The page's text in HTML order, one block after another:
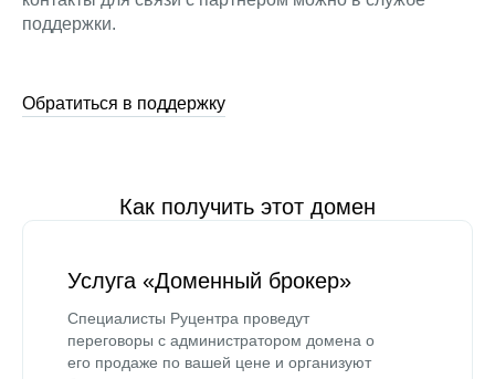
поддержки.
Обратиться в поддержку
Как получить этот домен
Услуга «Доменный брокер»
Специалисты Руцентра проведут
переговоры с администратором домена о
его продаже по вашей цене и организуют